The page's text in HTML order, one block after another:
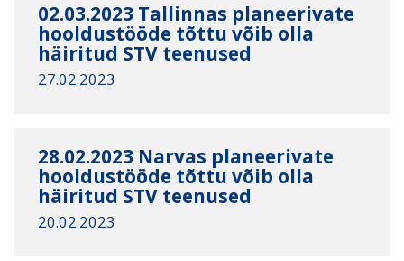
02.03.2023 Tallinnas planeerivate
hooldustööde tõttu võib olla
häiritud STV teenused
27.02.2023
28.02.2023 Narvas planeerivate
hooldustööde tõttu võib olla
häiritud STV teenused
20.02.2023